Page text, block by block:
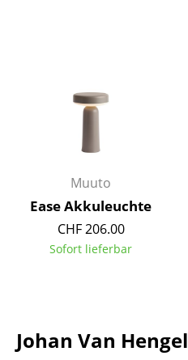
Bürodrehstühle
Konferenzstühle
Bürosessel
Einzelteile
... alle Sitzmöbel
Beistelltische
Muuto
Ease Akkuleuchte
CHF 206.00
Sofort lieferbar
Johan Van Hengel